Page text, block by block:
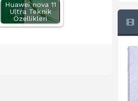
Huawei nova 11
Ultra Teknik
Özellikleri